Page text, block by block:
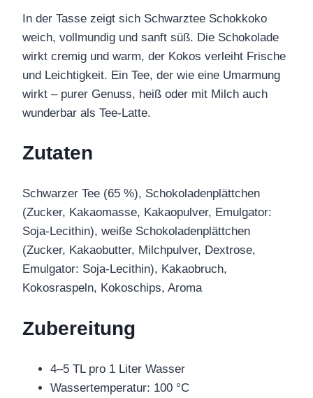
In der Tasse zeigt sich Schwarztee Schokkoko
weich, vollmundig und sanft süß. Die Schokolade
wirkt cremig und warm, der Kokos verleiht Frische
und Leichtigkeit. Ein Tee, der wie eine Umarmung
wirkt – purer Genuss, heiß oder mit Milch auch
wunderbar als Tee-Latte.
Zutaten
Schwarzer Tee (65 %), Schokoladenplättchen
(Zucker, Kakaomasse, Kakaopulver, Emulgator:
Soja-Lecithin), weiße Schokoladenplättchen
(Zucker, Kakaobutter, Milchpulver, Dextrose,
Emulgator: Soja-Lecithin), Kakaobruch,
Kokosraspeln, Kokoschips, Aroma
Zubereitung
4–5 TL pro 1 Liter Wasser
Wassertemperatur: 100 °C